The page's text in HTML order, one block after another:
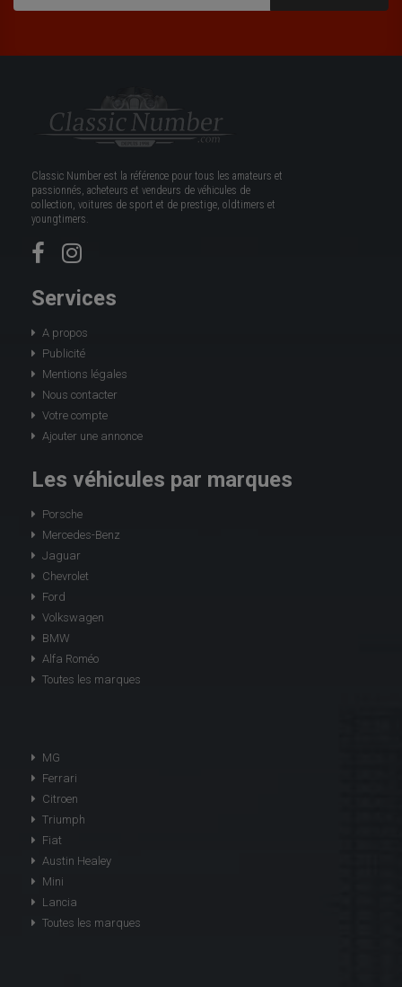
Classic Number est la référence pour tous les amateurs et
passionnés, acheteurs et vendeurs de véhicules de
collection, voitures de sport et de prestige, oldtimers et
youngtimers.
Services
A propos
Publicité
Mentions légales
Nous contacter
Votre compte
Ajouter une annonce
Les véhicules par marques
Porsche
Mercedes-Benz
Jaguar
Chevrolet
Ford
Volkswagen
BMW
Alfa Roméo
Toutes les marques
MG
Ferrari
Citroen
Triumph
Fiat
Austin Healey
Mini
Lancia
Toutes les marques